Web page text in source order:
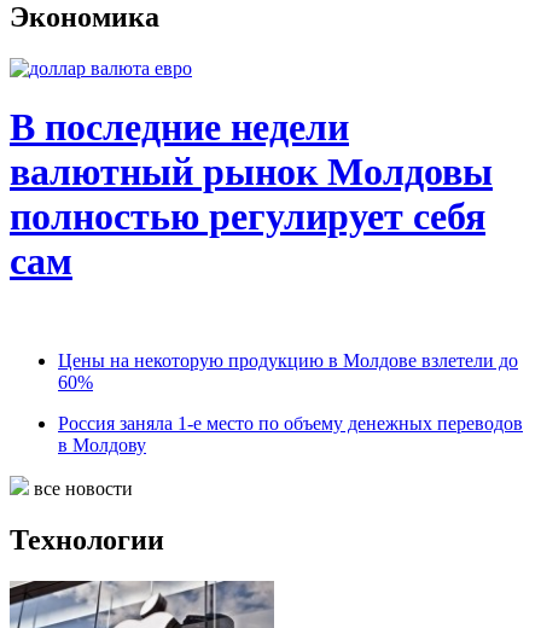
Экономика
В последние недели
валютный рынок Молдовы
полностью регулирует себя
сам
Цены на некоторую продукцию в Молдове взлетели до
60%
Россия заняла 1-е место по объему денежных переводов
в Молдову
все новости
Технологии